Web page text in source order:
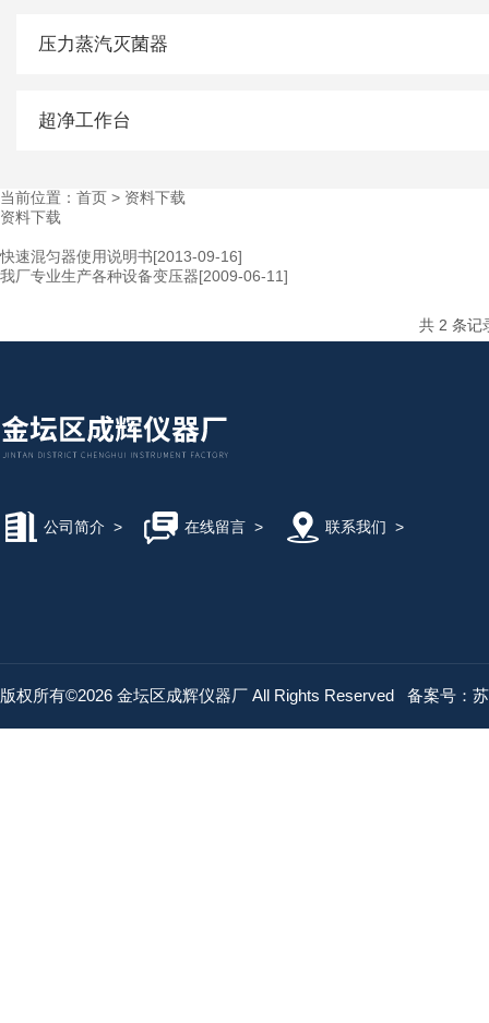
压力蒸汽灭菌器
超净工作台
当前位置：首页 > 资料下载
资料下载
快速混匀器使用说明书[2013-09-16]
我厂专业生产各种设备变压器[2009-06-11]
共 2 条
公司简介 > 在线留言> 联系我们 >
版权所有©2026 金坛区成辉仪器厂 All Rights Reserved 备案号：